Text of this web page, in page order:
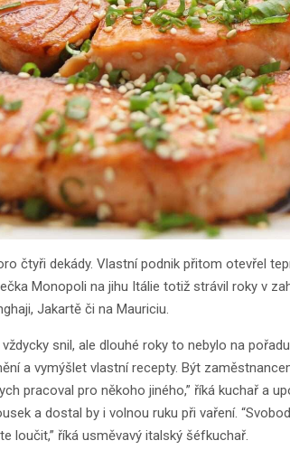
čtyři dekády. Vlastní podnik přitom otevřel
Monopoli na jihu Itálie totiž strávil roky v
Jakartě či na Mauriciu.
snil, ale dlouhé roky to nebylo na
a vymýšlet vlastní recepty. Být
pracoval pro někoho jiného,” říká kuchař a
a dostal by i volnou ruku při vaření.
loučit,” říká usměvavý italský šéfkuchař.